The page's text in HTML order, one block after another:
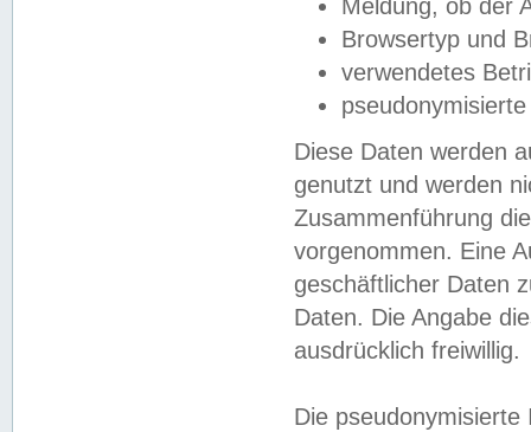
Meldung, ob der
Browsertyp und
verwendetes
Diese Daten werden
genutzt und werden
Zusammenführung
vorgenommen. Eine
geschäftlicher Daten
Daten. Die Angabe
ausdrücklich freiwillig.
Die